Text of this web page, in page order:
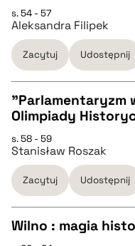
pobierz cytat
BIBTEX
pobierz cytat
s. 54 - 57
Aleksandra Filipek
Zacytuj Udostępnij
CZYSTY TEKST
pobierz cytat
BIBTEX
"Parlamentaryzm
Olimpiady
s. 58 - 59
Stanisław Roszak
Zacytuj Udostępnij
Wilno : magia